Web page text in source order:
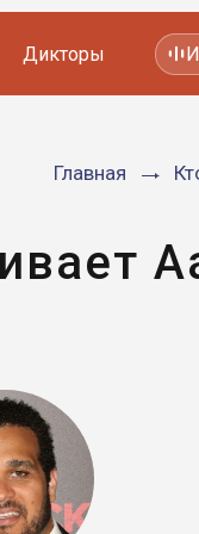
Мультфильмов
Дикторы
Главная